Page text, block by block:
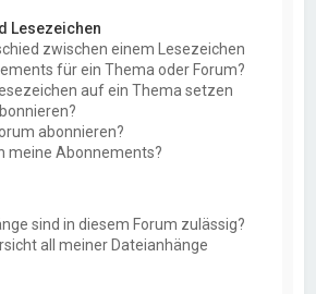
Lesezeichen
zwischen einem Lesezeichen
für ein Thema oder Forum?
auf ein Thema setzen
abonnieren?
meine Abonnements?
sind in diesem Forum zulässig?
all meiner Dateianhänge